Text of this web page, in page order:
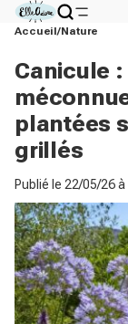
Accueil Nature
Canicule
plantées
grillés
Publié le 22/05/26 à